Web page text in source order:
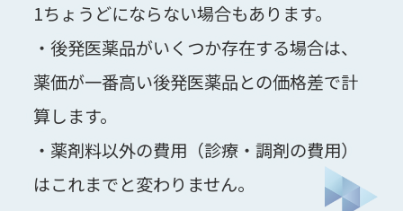
1ちょうどにならない場合もあります。
・後発医薬品がいくつか存在する場合は、
薬価が一番高い後発医薬品との価格差で計
算します。
・薬剤料以外の費用（診療・調剤の費用）
はこれまでと変わりません。